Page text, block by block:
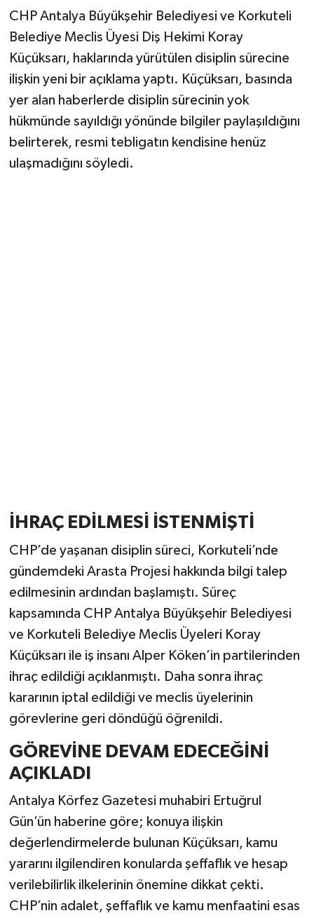
CHP Antalya Büyükşehir Belediyesi ve Korkuteli
Belediye Meclis Üyesi Diş Hekimi Koray
Küçüksarı, haklarında yürütülen disiplin sürecine
ilişkin yeni bir açıklama yaptı. Küçüksarı, basında
yer alan haberlerde disiplin sürecinin yok
hükmünde sayıldığı yönünde bilgiler paylaşıldığını
belirterek, resmi tebligatın kendisine henüz
ulaşmadığını söyledi.
İHRAÇ EDİLMESİ İSTENMİŞTİ
CHP’de yaşanan disiplin süreci, Korkuteli’nde
gündemdeki Arasta Projesi hakkında bilgi talep
edilmesinin ardından başlamıştı. Süreç
kapsamında CHP Antalya Büyükşehir Belediyesi
ve Korkuteli Belediye Meclis Üyeleri Koray
Küçüksarı ile iş insanı Alper Köken’in partilerinden
ihraç edildiği açıklanmıştı. Daha sonra ihraç
kararının iptal edildiği ve meclis üyelerinin
görevlerine geri döndüğü öğrenildi.
GÖREVİNE DEVAM EDECEĞİNİ
AÇIKLADI
Antalya Körfez Gazetesi muhabiri Ertuğrul
Gün’ün haberine göre; konuya ilişkin
değerlendirmelerde bulunan Küçüksarı, kamu
yararını ilgilendiren konularda şeffaflık ve hesap
verilebilirlik ilkelerinin önemine dikkat çekti.
CHP’nin adalet, şeffaflık ve kamu menfaatini esas